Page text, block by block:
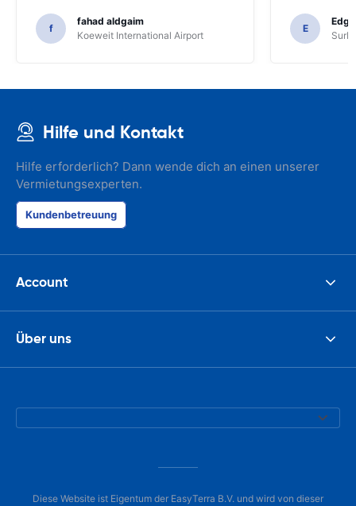
f
fahad aldgaim
Koeweit International Airport
E
Hilfe und Kontakt
Hilfe erforderlich? Dann wende dich an einen unserer
Vermietungsexperten.
Kundenbetreuung
Account
Über uns
Diese Website ist Eigentum der EasyTerra B.V. und wird von dieser